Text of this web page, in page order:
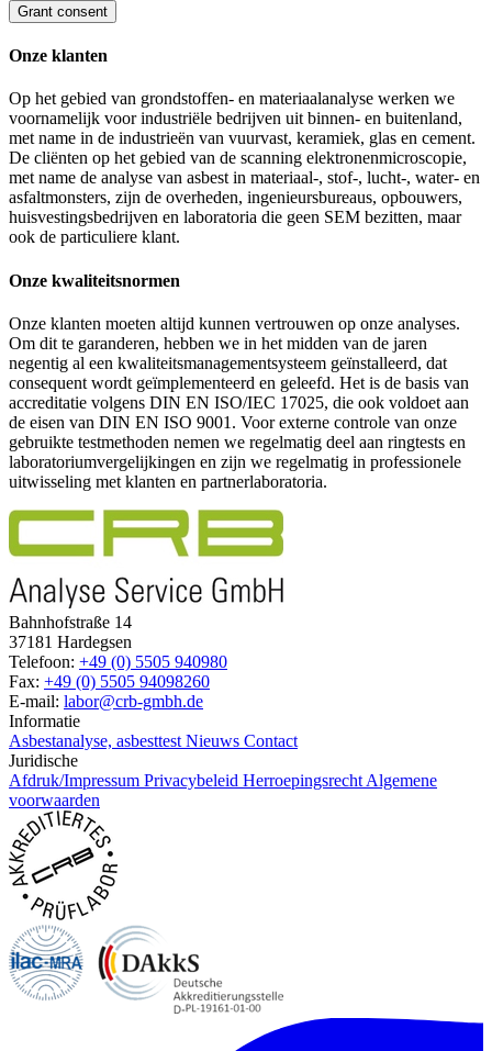
Grant consent
Onze klanten
Op het gebied van grondstoffen- en materiaalanalyse werken we
voornamelijk voor industriële bedrijven uit binnen- en buitenland,
met name in de industrieën van vuurvast, keramiek, glas en cement.
De cliënten op het gebied van de scanning elektronenmicroscopie,
met name de analyse van asbest in materiaal-, stof-, lucht-, water- en
asfaltmonsters, zijn de overheden, ingenieursbureaus, opbouwers,
huisvestingsbedrijven en laboratoria die geen SEM bezitten, maar
ook de particuliere klant.
Onze kwaliteitsnormen
Onze klanten moeten altijd kunnen vertrouwen op onze analyses.
Om dit te garanderen, hebben we in het midden van de jaren
negentig al een kwaliteitsmanagementsysteem geïnstalleerd, dat
consequent wordt geïmplementeerd en geleefd. Het is de basis van
accreditatie volgens DIN EN ISO/IEC 17025, die ook voldoet aan
de eisen van DIN EN ISO 9001. Voor externe controle van onze
gebruikte testmethoden nemen we regelmatig deel aan ringtests en
laboratoriumvergelijkingen en zijn we regelmatig in professionele
uitwisseling met klanten en partnerlaboratoria.
Bahnhofstraße 14
37181 Hardegsen
Telefoon: +49 (0) 5505 940980
Fax: +49 (0) 5505 94098260
E-mail: labor@crb-gmbh.de
Informatie
Asbestanalyse, asbesttest Nieuws Contact
Juridische
Afdruk/Impressum Privacybeleid Herroepingsrecht Algemene
voorwaarden